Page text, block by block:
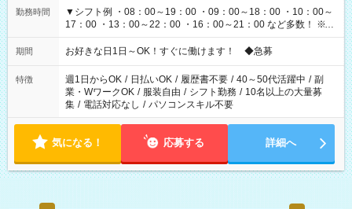
勤務時間
▼シフト例 ・08：00～19：00 ・09：00～18：00 ・10：00～
17：00 ・13：00～22：00 ・16：00～21：00 など多数！ ※お
仕事により勤務時間が異なります
期間 お好きな日1日～OK！すぐに働けます！ ◆急募
特徴 週1日からOK / 日払いOK / 履歴書不要 / 40～50代活躍中 / 副
業・WワークOK / 服装自由 / シフト勤務 / 10名以上の大量募
集 / 電話対応なし / パソコンスキル不要
気になる！ 応募する 詳細へ